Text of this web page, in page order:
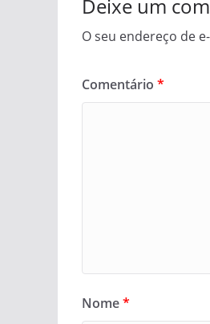
Deixe um
O seu endereço de
Comentário *
Nome*